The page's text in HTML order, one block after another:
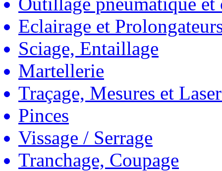
Eclairage et
Sciage, Entaillage
Martellerie
Traçage, Mesures et
Pinces
Vissage / Serrage
Tranchage, Coupage